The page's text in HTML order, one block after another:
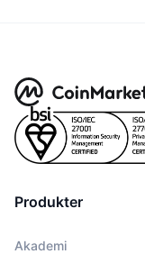
Produkter
Akademi